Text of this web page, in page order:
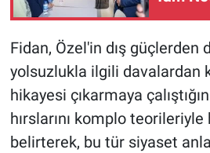
Fidan, Özel'in dış güçlerden
yolsuzlukla ilgili davalardan
hikayesi çıkarmaya
hırslarını komplo teorileriyle
belirterek, bu tür siyaset